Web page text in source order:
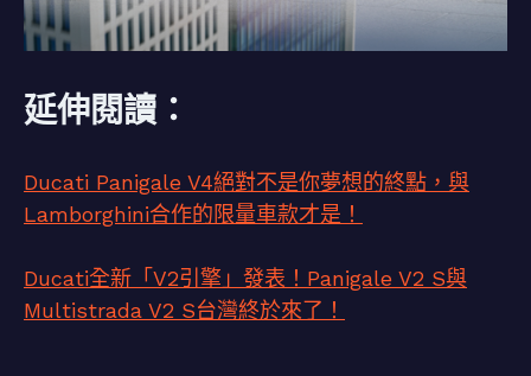
延伸閱讀：
Ducati Panigale V4絕對不是你夢想的終點，與
Lamborghini合作的限量車款才是！
Ducati全新「V2引擎」發表！Panigale V2 S與
Multistrada V2 S台灣終於來了！